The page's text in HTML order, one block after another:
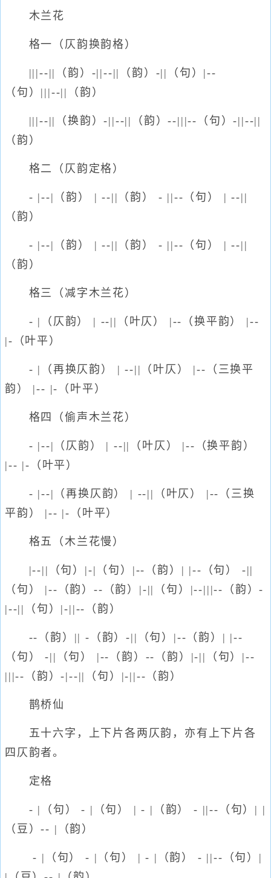
木兰花
格一（仄韵换韵格）
|||--||（韵）-||--||（韵）-||（句）|--
（句）|||--||（韵）
|||--||（换韵）-||--||（韵）--|||--（句）-||--||
（韵）
格二（仄韵定格）
- |--|（韵） | --||（韵） - ||--（句） | --||
（韵）
- |--|（韵） | --||（韵） - ||--（句） | --||
（韵）
格三（减字木兰花）
- |（仄韵） | --||（叶仄） |--（换平韵） |--
|-（叶平）
- |（再换仄韵） | --||（叶仄） |--（三换平
韵） |-- |-（叶平）
格四（偷声木兰花）
- |--|（仄韵） | --||（叶仄） |--（换平韵）
|-- |-（叶平）
- |--|（再换仄韵） | --||（叶仄） |--（三换
平韵） |-- |-（叶平）
格五（木兰花慢）
|--||（句）|-|（句）|--（韵）| |--（句） -||
（句） |--（韵）--（韵）|-||（句）|--|||--（韵）-
|--||（句）|-||--（韵）
--（韵）|| -（韵）-||（句）|--（韵）| |--
（句） -||（句） |--（韵）--（韵）|-||（句）|--
|||--（韵）-|--||（句）|-||--（韵）
鹊桥仙
五十六字，上下片各两仄韵，亦有上下片各
四仄韵者。
定格
- |（句） - |（句） | - |（韵） - ||--（句）| |
（豆）-- |（韵）
- |（句） - |（句） | - |（韵） - ||--（句）|